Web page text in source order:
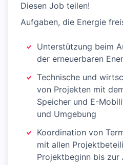
Diesen Job teilen!
Aufgaben, die Energie
Unterstützung beim
der erneuerbaren
Technische und
von Projekten mit
Speicher und E-
und Umgebung
Koordination von
mit allen
Projektbeginn bis zur